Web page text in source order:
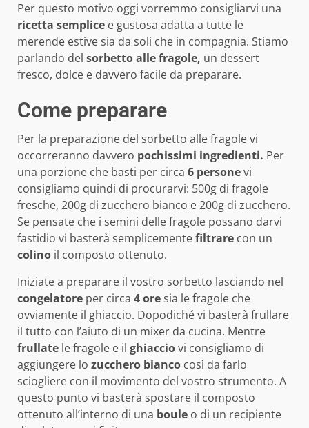
Per questo motivo oggi vorremmo consigliarvi una
ricetta semplice e gustosa adatta a tutte le
merende estive sia da soli che in compagnia. Stiamo
parlando del sorbetto alle fragole, un dessert
fresco, dolce e davvero facile da preparare.
Come preparare
Per la preparazione del sorbetto alle fragole vi
occorreranno davvero pochissimi ingredienti. Per
una porzione che basti per circa 6 personevi
consigliamo quindi di procurarvi: 500g di fragole
fresche, 200g di zucchero bianco e 200g di zucchero.
Se pensate che i semini delle fragole possano darvi
fastidio vi basterà semplicementefiltrare con un
colino il composto ottenuto.
Iniziate a preparare il vostro sorbetto lasciando nel
congelatore per circa 4 oresia le fragole che
ovviamente il ghiaccio. Dopodiché vi basterà frullare
il tutto con l’aiuto di un mixer da cucina. Mentre
frullate le fragole e il ghiacciovi consigliamo di
aggiungere lo zucchero bianco così da farlo
sciogliere con il movimento del vostro strumento. A
questo punto vi basterà spostare il composto
ottenuto all’interno di una boule o di un recipiente